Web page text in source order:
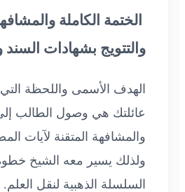
الختمة الكاملة
والتتويج بشهادات السند
الهدف الأسمى واللحظة
عائلتك هي وصول الطالب إلى
والمشافهة المتقنة لآيات
ولذلك يسير معه الشيخ
السلسلة الذهبية لنقل